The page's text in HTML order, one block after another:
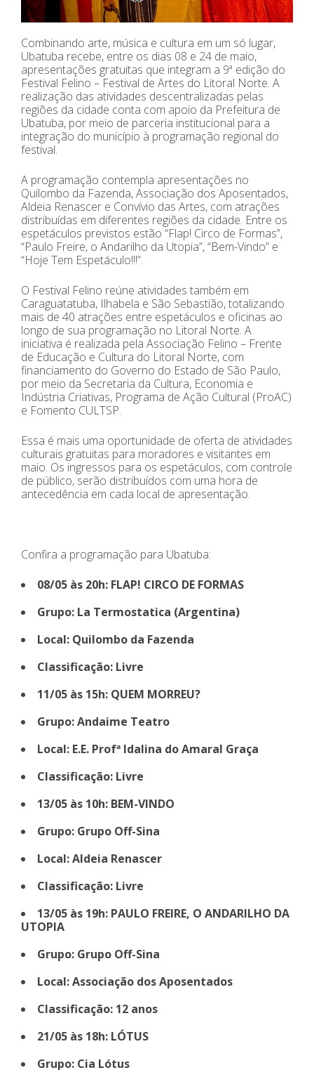
Combinando arte, música e cultura em um só lugar,
Ubatuba recebe, entre os dias 08 e 24 de maio,
apresentações gratuitas que integram a 9ª edição do
Festival Felino – Festival de Artes do Litoral Norte. A
realização das atividades descentralizadas pelas
regiões da cidade conta com apoio da Prefeitura de
Ubatuba, por meio de parceria institucional para a
integração do município à programação regional do
festival.
A programação contempla apresentações no
Quilombo da Fazenda, Associação dos Aposentados,
Aldeia Renascer e Convívio das Artes, com atrações
distribuídas em diferentes regiões da cidade. Entre os
espetáculos previstos estão “Flap! Circo de Formas”,
“Paulo Freire, o Andarilho da Utopia”, “Bem-Vindo” e
“Hoje Tem Espetáculo!!!”.
O Festival Felino reúne atividades também em
Caraguatatuba, Ilhabela e São Sebastião, totalizando
mais de 40 atrações entre espetáculos e oficinas ao
longo de sua programação no Litoral Norte. A
iniciativa é realizada pela Associação Felino – Frente
de Educação e Cultura do Litoral Norte, com
financiamento do Governo do Estado de São Paulo,
por meio da Secretaria da Cultura, Economia e
Indústria Criativas, Programa de Ação Cultural (ProAC)
e Fomento CULTSP.
Essa é mais uma oportunidade de oferta de atividades
culturais gratuitas para moradores e visitantes em
maio. Os ingressos para os espetáculos, com controle
de público, serão distribuídos com uma hora de
antecedência em cada local de apresentação.
Confira a programação para Ubatuba:
08/05 às 20h: FLAP! CIRCO DE FORMAS
Grupo: La Termostatica (Argentina)
Local: Quilombo da Fazenda
Classificação: Livre
11/05 às 15h: QUEM MORREU?
Grupo: Andaime Teatro
Local: E.E. Profª Idalina do Amaral Graça
Classificação: Livre
13/05 às 10h: BEM-VINDO
Grupo: Grupo Off-Sina
Local: Aldeia Renascer
Classificação: Livre
13/05 às 19h: PAULO FREIRE, O ANDARILHO DA
UTOPIA
Grupo: Grupo Off-Sina
Local: Associação dos Aposentados
Classificação: 12 anos
21/05 às 18h: LÓTUS
Grupo: Cia Lótus